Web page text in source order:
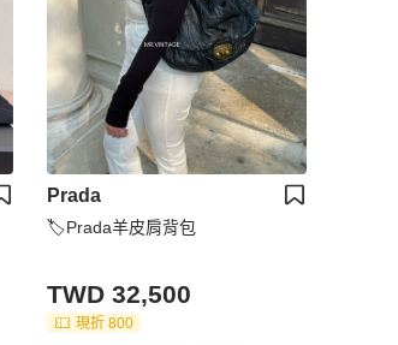
Prada
🏷Prada羊皮肩背包
TWD 32,500
現折 800